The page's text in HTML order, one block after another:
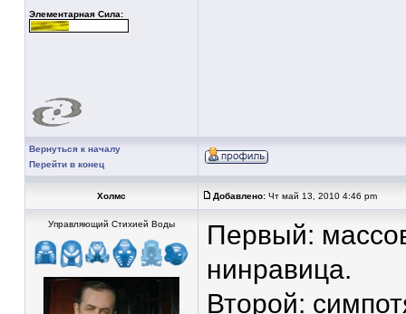
Элементарная Сила:
Вернуться к началу
Перейти в конец
Холмс Добавлено: Чт май 13, 2010 4:46 pm
Управляющий Стихией Воды
Первый:
нинравица.
Второй: